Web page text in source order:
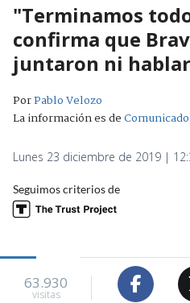
"Terminamos
confirma que
juntaron ni
PorPablo Velozo
La información es de
Lunes 23 diciembre de 2019 |
Seguimos criterios de
63.930
visitas